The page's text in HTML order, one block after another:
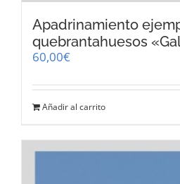
Apadrinamiento
quebrantahuesos
60,00€
Añadir al carrito